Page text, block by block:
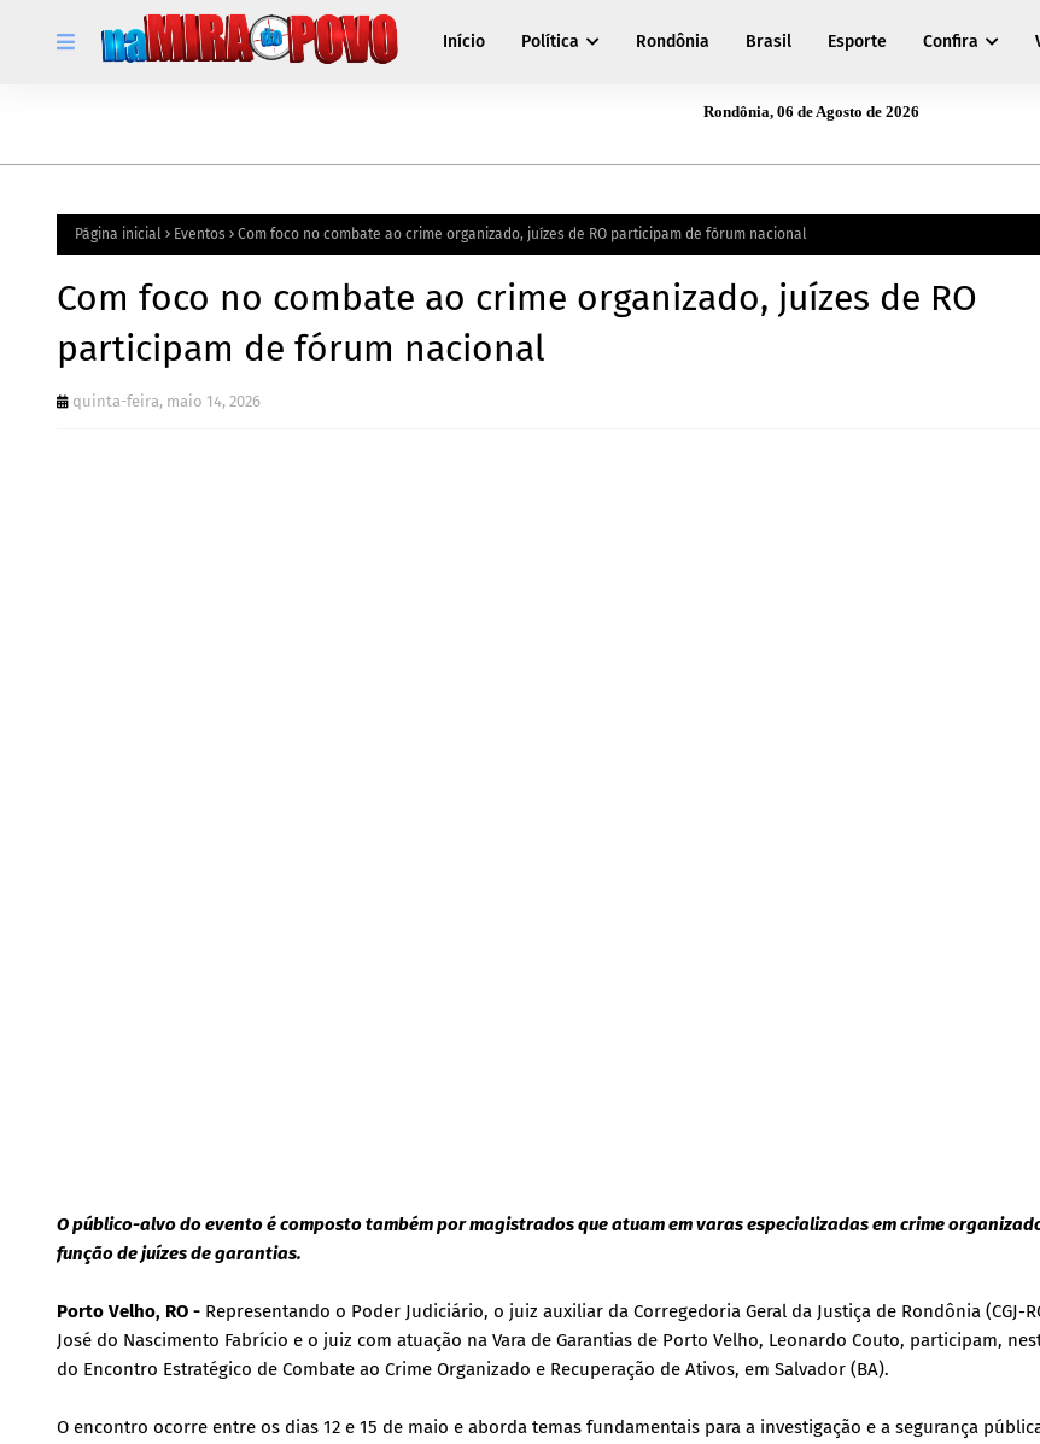
Início Política Rondônia Brasil Esporte Confira
Rondônia, 06 de Agosto de 2026
Página inicial Eventos Com foco no combate ao crime organizado, juízes de RO participam de fórum nacional
Com foco no combate ao crime organizado, juízes de RO
participam de fórum nacional
quinta-feira, maio 14, 2026
O público-alvo do evento é composto também por magistrados que atuam em varas especializadas em crime
função de juízes de garantias.
Porto Velho, RO - Representando o Poder Judiciário, o juiz auxiliar da Corregedoria Geral da Justiça de Rondônia (CGJ-
José do Nascimento Fabrício e o juiz com atuação na Vara de Garantias de Porto Velho, Leonardo Couto, participam,
do Encontro Estratégico de Combate ao Crime Organizado e Recuperação de Ativos, em Salvador (BA).
O encontro ocorre entre os dias 12 e 15 de maio e aborda temas fundamentais para a investigação e a segurança